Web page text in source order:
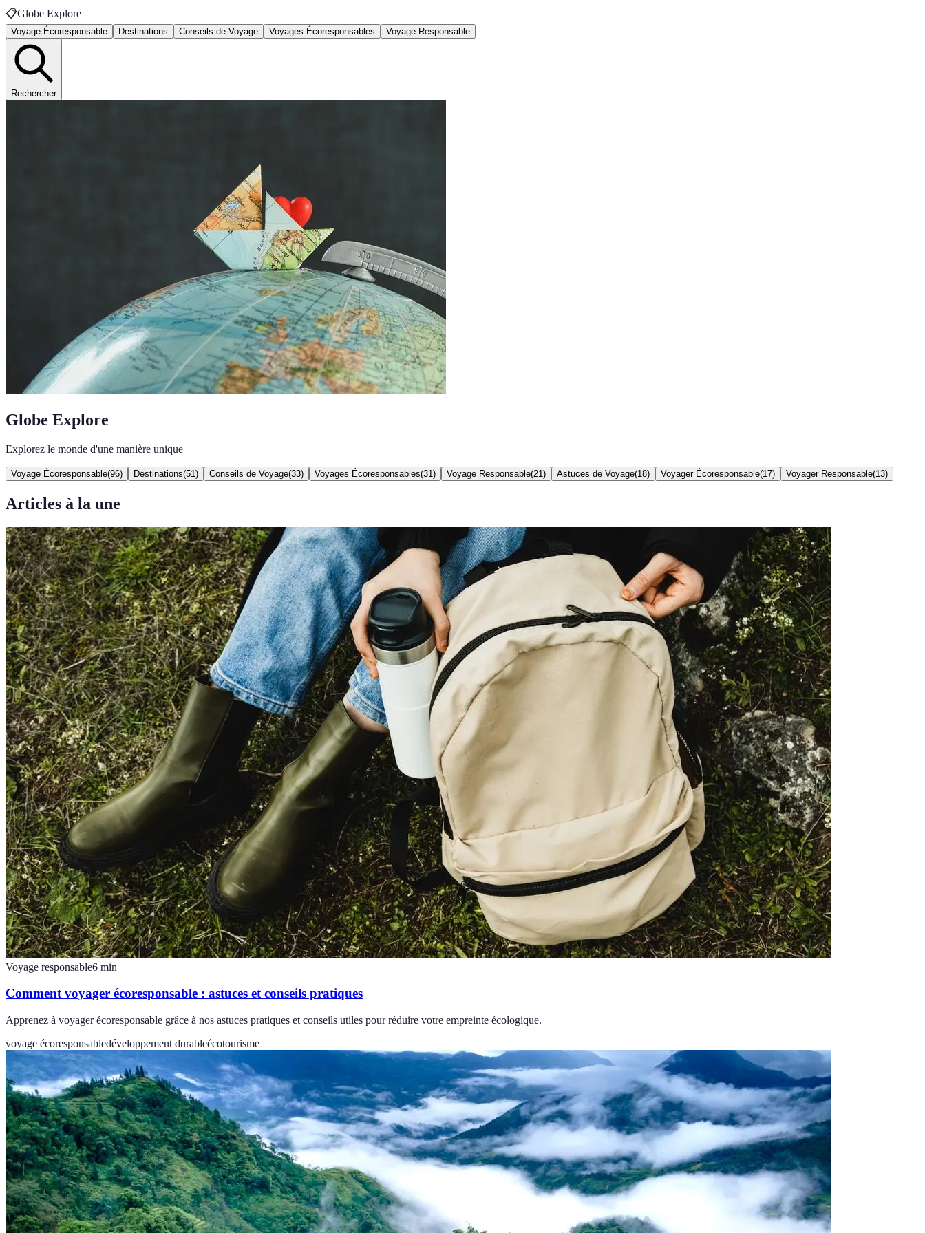
📋Globe Explore
Voyage Écoresponsable Destinations Conseils de Voyage Voyages Écoresponsables Voyage Responsable
Rechercher
Globe Explore
Explorez le monde d'une manière unique
Voyage Écoresponsable(96) Destinations(51 ) Conseils de Voyage(33) Voyages Écoresponsables(31 ) Voyage Responsable(21 ) Astuces de Voyage(18) Voyager Écoresponsable(17) Voyager Responsable(13)
Articles à la une
Voyage responsable6 min
Comment voyager écoresponsable : astuces et conseils pratiques
Apprenez à voyager écoresponsable grâce à nos astuces pratiques et conseils utiles pour réduire votre empreinte écologique.
voyage écoresponsabledéveloppement durableécotourisme